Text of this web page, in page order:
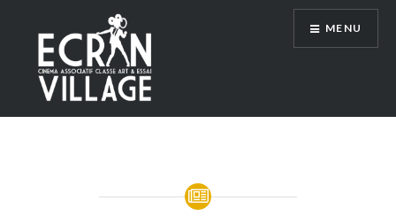
contenu
principal
ÉCRAN VILLAGE
MENU